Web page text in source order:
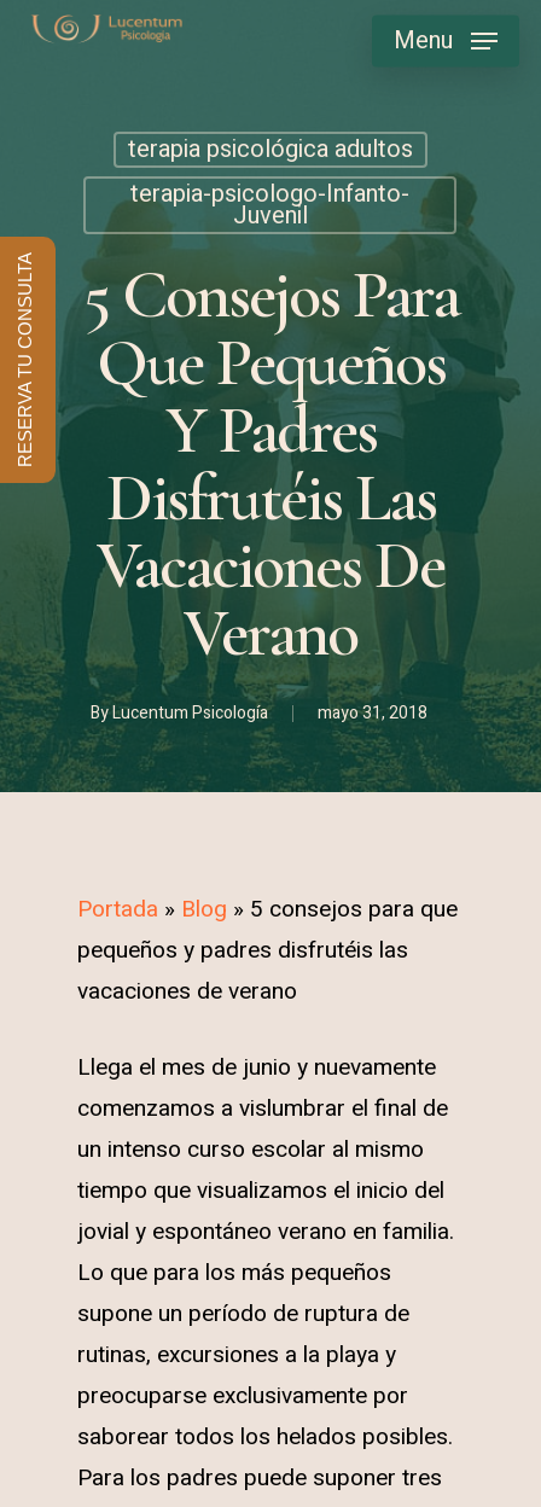
Skip
Menu
terapia psicológica adultos
terapia-psicologo-Infanto-
Juvenil
5 Consejos Para
Que Pequeños
Y Padres
Disfrutéis Las
Vacaciones De
Verano
ByLucentum Psicología mayo 31, 2018
Portada » Blog » 5 consejos para que
pequeños y padres disfrutéis las
vacaciones de verano
Llega el mes de junio y nuevamente
comenzamos a vislumbrar el final de
un intenso curso escolar al mismo
tiempo que visualizamos el inicio del
jovial y espontáneo verano en familia.
Lo que para los más pequeños
supone un período de ruptura de
rutinas, excursiones a la playa y
preocuparse exclusivamente por
saborear todos los helados posibles.
Para los padres puede suponer tres
RESERVA TU CONSULTA